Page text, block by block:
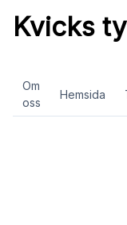
Kvicks
Om
oss
Hemsida